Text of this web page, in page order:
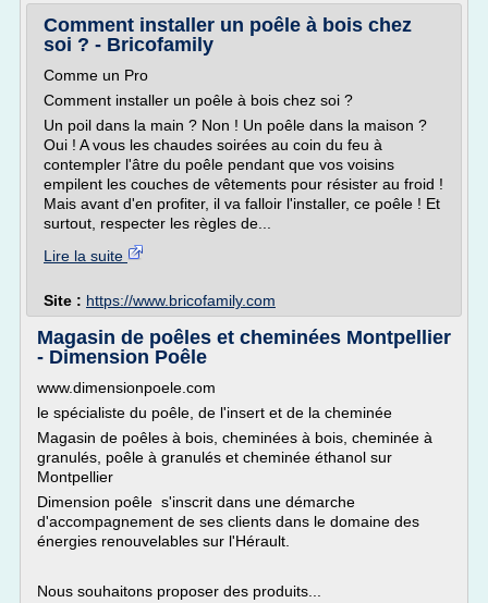
Comment installer un poêle à bois chez
soi ? - Bricofamily
Comme un Pro
Comment installer un poêle à bois chez soi ?
Un poil dans la main ? Non ! Un poêle dans la maison ?
Oui ! A vous les chaudes soirées au coin du feu à
contempler l'âtre du poêle pendant que vos voisins
empilent les couches de vêtements pour résister au froid !
Mais avant d'en profiter, il va falloir l'installer, ce poêle ! Et
surtout, respecter les règles de...
Lire la suite
Site : https://www.bricofamily.com
Magasin de poêles et cheminées Montpellier
- Dimension Poêle
www.dimensionpoele.com
le spécialiste du poêle, de l'insert et de la cheminée
Magasin de poêles à bois, cheminées à bois, cheminée à
granulés, poêle à granulés et cheminée éthanol sur
Montpellier
Dimension poêle s'inscrit dans une démarche
d'accompagnement de ses clients dans le domaine des
énergies renouvelables sur l'Hérault.
Nous souhaitons proposer des produits...